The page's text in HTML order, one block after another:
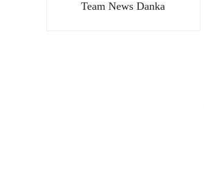
Team News Danka